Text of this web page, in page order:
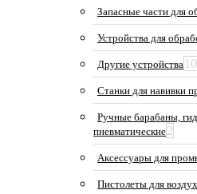
Запасные части для
Устройства для
Другие устройства 10
Станки для навивки
Ручные барабаны,
пневматические2
Аксессуары для
Пистолеты для